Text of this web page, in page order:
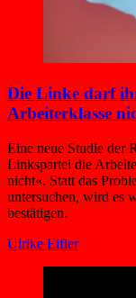
Die Linke darf
Arbeiterklasse
Eine neue Studie der
Linkspartei die
nicht«. Statt das
untersuchen, wird es
bestätigen.
Ulrike Eifler